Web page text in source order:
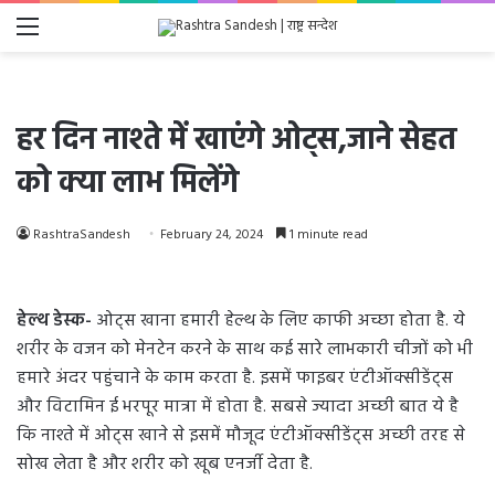
Menu
हर दिन नाश्ते में खाएंगे ओट्स,जाने सेहत
को क्या लाभ मिलेंगे
RashtraSandesh February 24, 2024 1 minute read
हेल्थ डेस्क- ओट्स खाना हमारी हेल्थ के लिए काफी अच्छा होता है. ये
शरीर के वजन को मेनटेन करने के साथ कई सारे लाभकारी चीजों को भी
हमारे अंदर पहुंचाने के काम करता है. इसमें फाइबर एंटीऑक्सीडेंट्स
और विटामिन ई भरपूर मात्रा में होता है. सबसे ज्यादा अच्छी बात ये है
कि नाश्ते में ओट्स खाने से इसमें मौजूद एंटीऑक्सीडेंट्स अच्छी तरह से
सोख लेता है और शरीर को खूब एनर्जी देता है.